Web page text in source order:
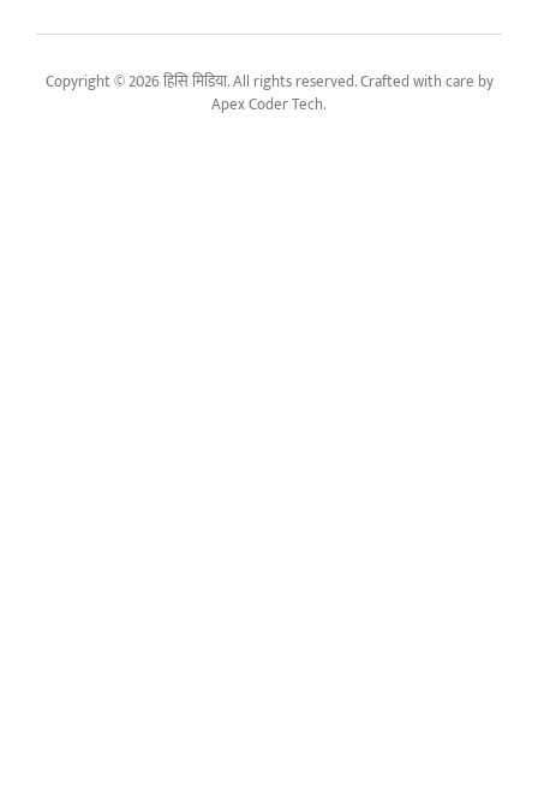
Copyright © 2026 हिसि मिडिया. All rights reserved. Crafted with care by
Apex Coder Tech.